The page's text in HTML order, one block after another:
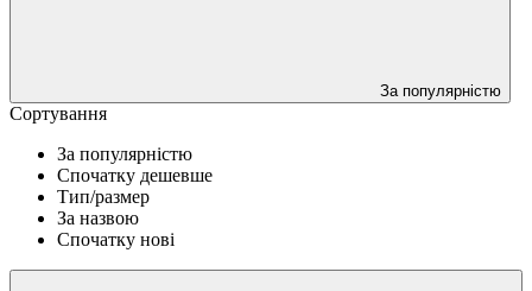
За популярністю
Сортування
За популярністю
Спочатку дешевше
Тип/размер
За назвою
Спочатку нові